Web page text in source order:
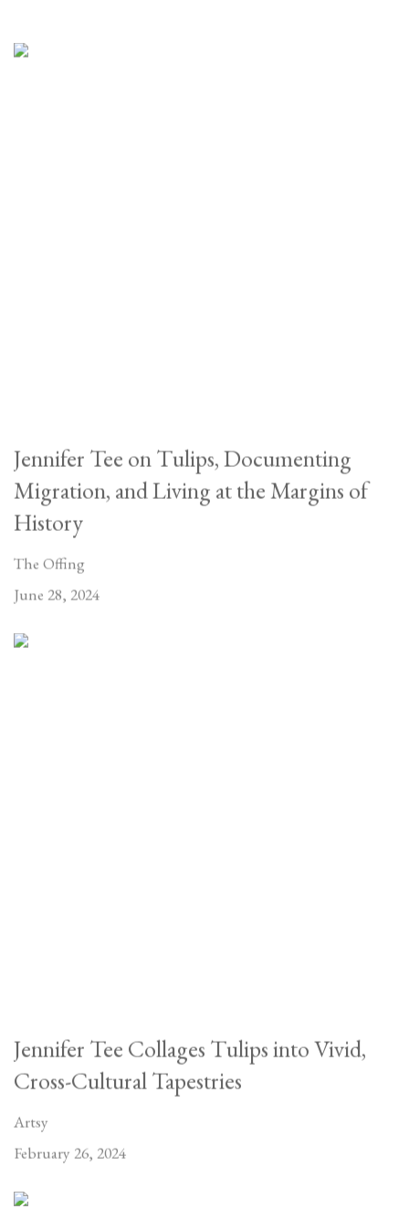
Jennifer Tee on Tulips, Documenting
Migration, and Living at the Margins of
History
The Offing
June 28, 2024
Jennifer Tee Collages Tulips into Vivid,
Cross-Cultural Tapestries
Artsy
February 26, 2024